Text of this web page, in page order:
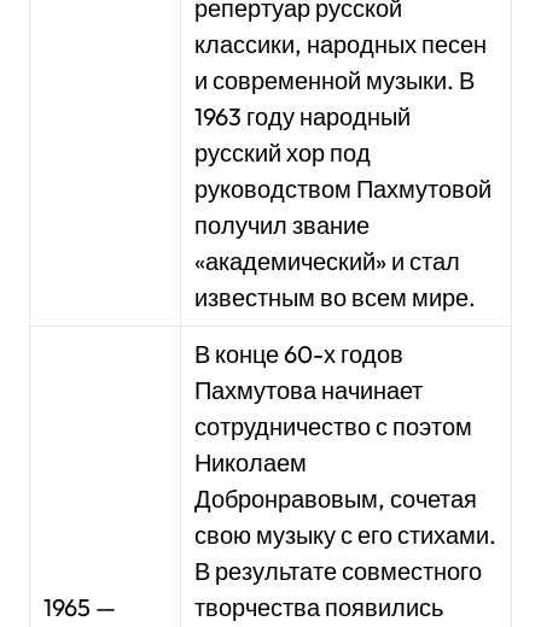
репертуар русской
классики, народных песен
и современной музыки. В
1963 году народный
русский хор под
руководством Пахмутовой
получил звание
«академический» и стал
известным во всем мире.
1965 —
В конце 60-х годов
Пахмутова начинает
сотрудничество с поэтом
Николаем
Добронравовым, сочетая
свою музыку с его стихами.
В результате совместного
творчества появились